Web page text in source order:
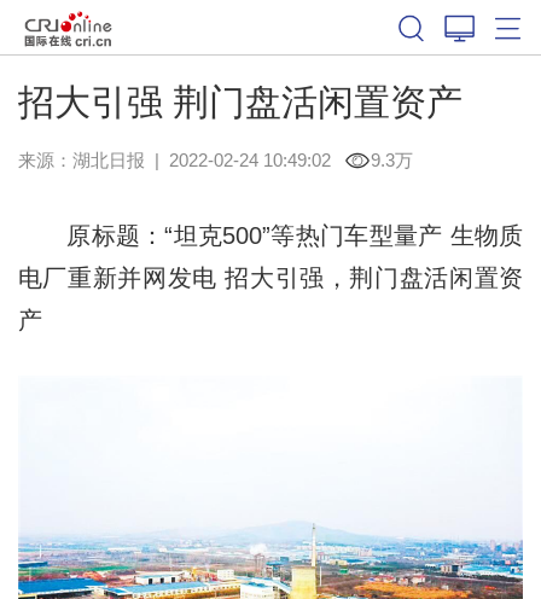
招大引强 荆门盘活闲置资产
来源： 湖北日报 | 2022-02-24 10:49:02 9.3万
原标题：“坦克500”等热门车型量产 生物质
电厂重新并网发电 招大引强，荆门盘活闲置资
产